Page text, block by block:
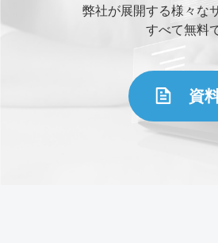
弊社が展開する様々な
すべて無料
資